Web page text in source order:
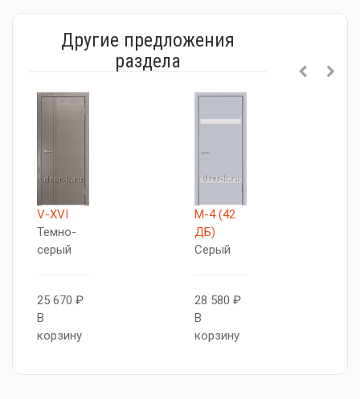
Другие предложения
раздела
V-XVI
Темно-
серый
25 670 ₽
В
корзину
М-4 (42
ДБ)
Серый
28 580 ₽
В
корзину